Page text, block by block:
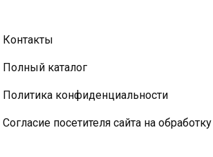
Контакты
Полный каталог
Политика конфиденциальности